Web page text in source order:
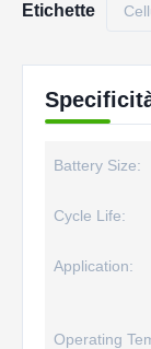
Etichette
Battery Size:
Cycle Life:
Application:
Operating